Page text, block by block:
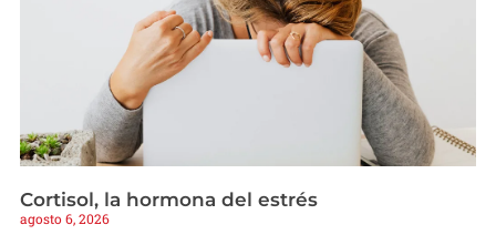
Cortisol, la hormona del estrés
agosto 6, 2026